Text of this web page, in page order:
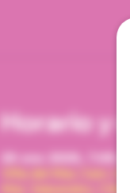
Horario y
Viña del Mar, Cam.